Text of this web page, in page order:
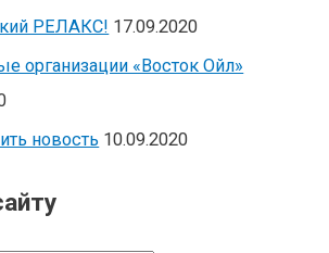
РЕЛАКС! 17.09.2020
организации «Восток Ойл»
новость 10.09.2020